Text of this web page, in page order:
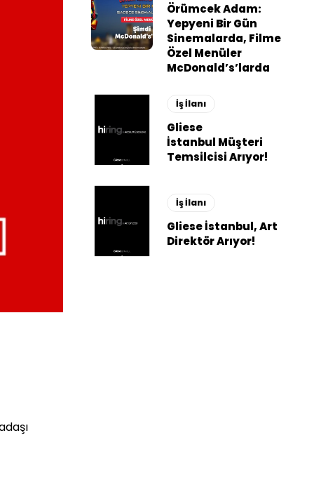
Örümcek Adam:
Yepyeni Bir Gün
Sinemalarda, Filme
Özel Menüler
McDonald’s’larda
İş İlanı
Gliese
İstanbul Müşteri
Temsilcisi Arıyor!
İş İlanı
Gliese İstanbul, Art
Direktör Arıyor!